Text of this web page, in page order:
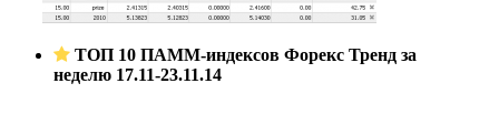
ТОП 10 ПАММ-индексов Форекс Тренд за
неделю 17.11-23.11.14